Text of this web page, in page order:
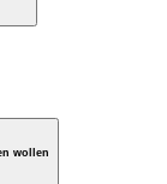
wollen